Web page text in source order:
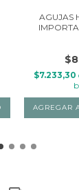
AGUJAS
$7.233,30